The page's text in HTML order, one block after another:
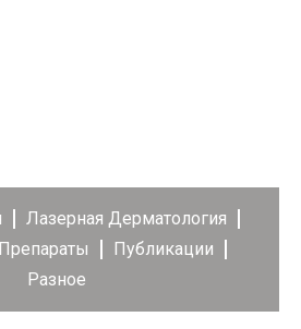
Лазерная Дерматология
Препараты
Публикации
Разное